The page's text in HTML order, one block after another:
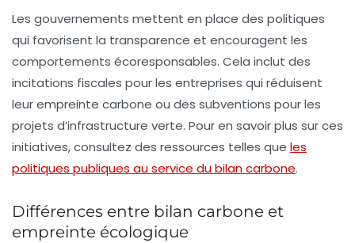
Les gouvernements mettent en place des politiques
qui favorisent la transparence et encouragent les
comportements écoresponsables. Cela inclut des
incitations fiscales pour les entreprises qui réduisent
leur empreinte carbone ou des subventions pour les
projets d’infrastructure verte. Pour en savoir plus sur ces
initiatives, consultez des ressources telles que les
politiques publiques au service du bilan carbone.
Différences entre bilan carbone et
empreinte écologique